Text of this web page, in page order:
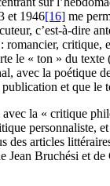
et 1946[16] me
c’est-à-dire
romancier, critique,
le « ton » du texte
avec la poétique
et que le
avec la « critique
personnaliste,
des articles
Jean Bruchési et